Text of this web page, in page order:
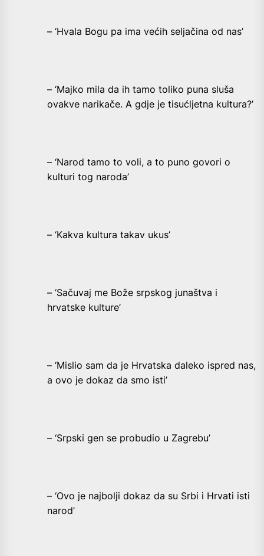
– ‘Hvala Bogu pa ima većih seljačina od nas’
– ‘Majko mila da ih tamo toliko puna sluša
ovakve narikače. A gdje je tisućljetna kultura?’
– ‘Narod tamo to voli, a to puno govori o
kulturi tog naroda’
– ‘Kakva kultura takav ukus’
– ‘Sačuvaj me Bože srpskog junaštva i
hrvatske kulture’
– ‘Mislio sam da je Hrvatska daleko ispred nas,
a ovo je dokaz da smo isti’
– ‘Srpski gen se probudio u Zagrebu’
– ‘Ovo je najbolji dokaz da su Srbi i Hrvati isti
narod’